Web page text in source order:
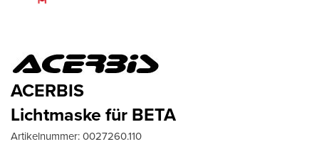
ACERBIS
Lichtmaske für BETA
Artikelnummer:0027260.110